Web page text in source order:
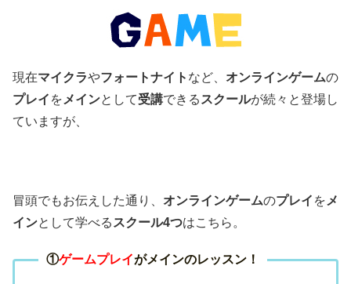
現在マイクラやフォートナイト など、 オンラインゲームの
プレイ を メインとして受講できる スクールが続々と登場し
ていますが、
冒頭でもお伝えした通り、 オンラインゲームのプレイ を メ
インとして学べる スクール4つはこちら。
①ゲームプレイがメインのレッスン！